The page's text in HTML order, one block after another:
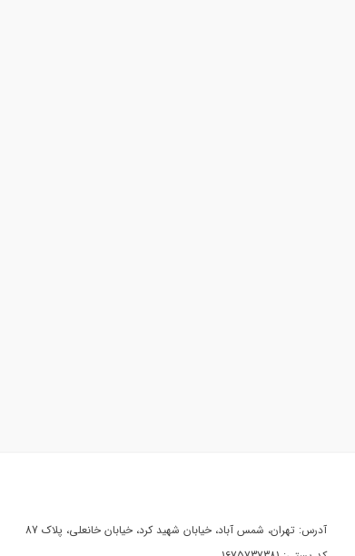
آدرس: تهران، شمس آباد، خیابان شهید کرد، خیابان خانعلی، پلاک 87